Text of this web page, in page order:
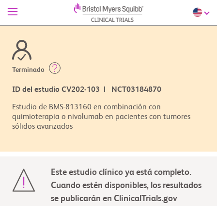
Terminado
ID del estudio CV202-103 | NCT03184870
Estudio de BMS-813160 en combinación con
quimioterapia o nivolumab en pacientes con tumores
sólidos avanzados
Este estudio clínico ya está completo.
Cuando estén disponibles, los resultados
se publicarán en ClinicalTrials.gov